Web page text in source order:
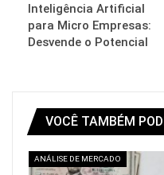
Inteligência Artificial
para Micro Empresas:
Desvende o Potencial
VOCÊ TAMBÉM
ANÁLISE DE MERCADO